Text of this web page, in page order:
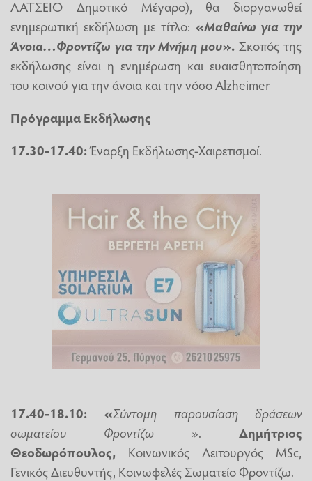
ΛΑΤΣΕΙΟ Δημοτικό Μέγαρο), θα διοργανωθεί
ενημερωτική εκδήλωση με τίτλο: «Μαθαίνω για την
Άνοια…Φροντίζω για την Μνήμη μου». Σκοπός της
εκδήλωσης είναι η ενημέρωση και ευαισθητοποίηση
του κοινού για την άνοια και την νόσο Alzheimer
Πρόγραμμα Εκδήλωσης
17.30-17.40:Έναρξη Εκδήλωσης-Χαιρετισμοί.
17.40-18.10: «Σύντομη παρουσίαση δράσεων
σωματείου Φροντίζω ». Δημήτριος
Θεοδωρόπουλος, Κοινωνικός Λειτουργός MSc,
Γενικός Διευθυντής, Κοινωφελές Σωματείο Φροντίζω.